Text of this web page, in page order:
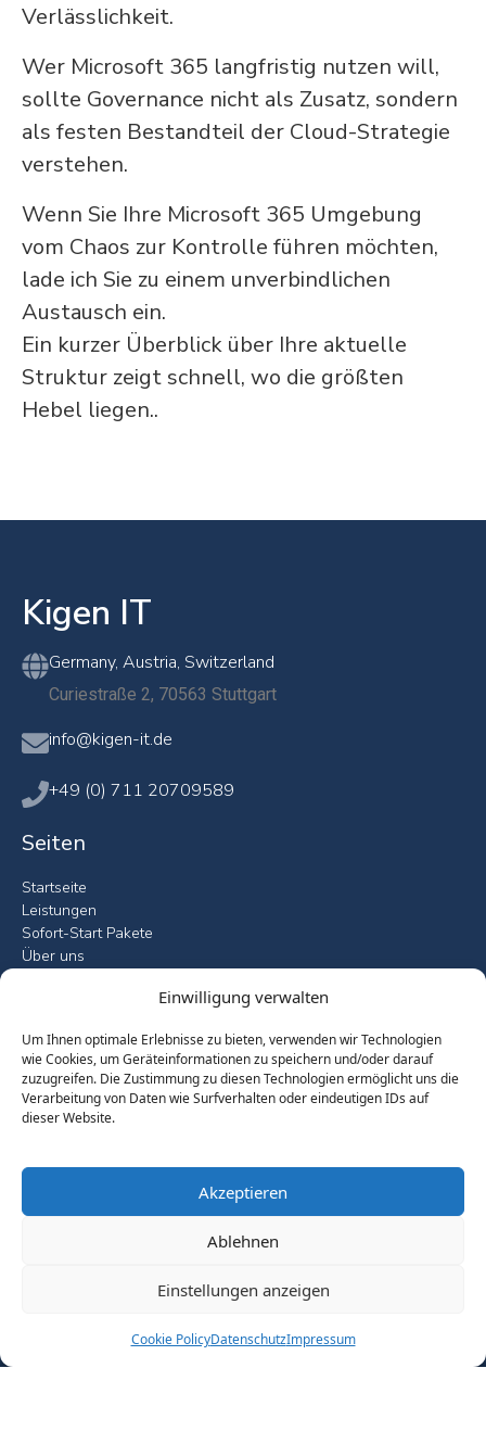
Einwilligung verwalten
Um Ihnen optimale Erlebnisse zu bieten, verwenden wir Technologien
wie Cookies, um Geräteinformationen zu speichern und/oder darauf
zuzugreifen. Die Zustimmung zu diesen Technologien ermöglicht uns die
Verarbeitung von Daten wie Surfverhalten oder eindeutigen IDs auf
dieser Website.
Akzeptieren
Ablehnen
Einstellungen anzeigen
Cookie PolicyDatenschutzImpressum
Verlässlichkeit.
Wer Microsoft 365 langfristig nutzen will,
sollte Governance nicht als Zusatz, sondern
als festen Bestandteil der Cloud-Strategie
verstehen.
Wenn Sie Ihre Microsoft 365 Umgebung
vom Chaos zur Kontrolle führen möchten,
lade ich Sie zu einem unverbindlichen
Austausch ein.
Ein kurzer Überblick über Ihre aktuelle
Struktur zeigt schnell, wo die größten
Hebel liegen..
Kigen IT
Germany, Austria, Switzerland
Curiestraße 2, 70563 Stuttgart
info@kigen-it.de
+49 (0) 711 20709589
Seiten
Startseite
Leistungen
Sofort-Start Pakete
Über uns
Leistungen
Microsoft 365 Compliance Check